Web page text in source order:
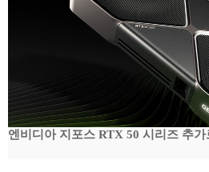
엔비디아 지포스 RTX 50 시리즈 추